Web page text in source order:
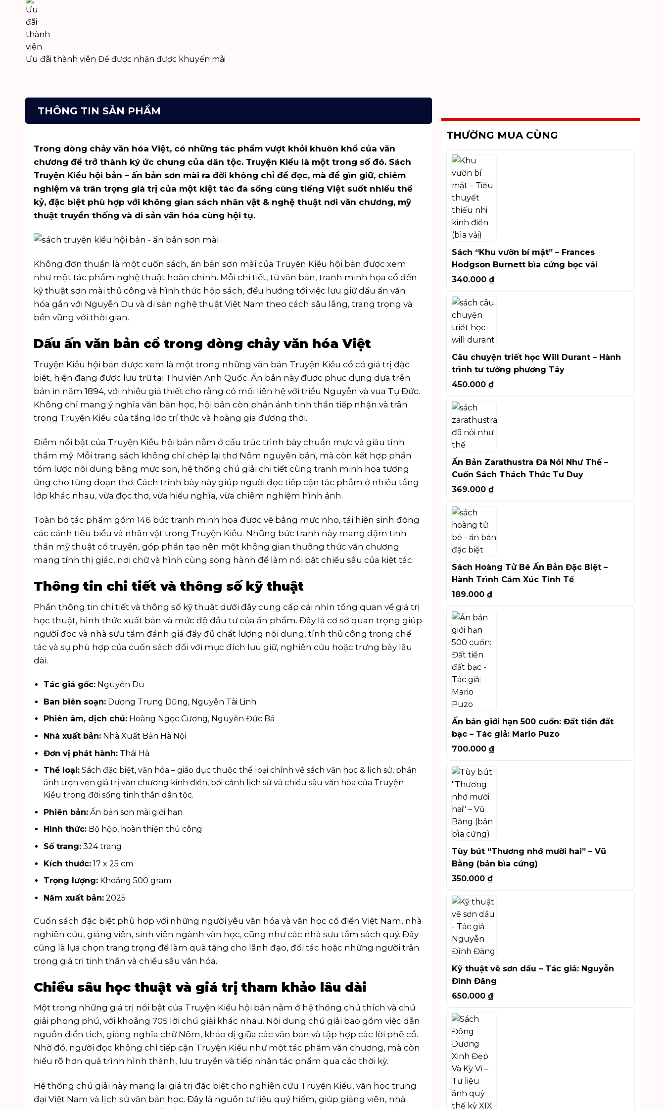
Ưu đãi thành viên Để được nhận được khuyến mãi
THÔNG TIN SẢN PHẨM
Trong dòng chảy văn hóa Việt, có những tác phẩm vượt khỏi khuôn khổ của văn
chương để trở thành ký ức chung của dân tộc. Truyện Kiều là một trong số đó. Sách
Truyện Kiều hội bản – ấn bản sơn mài ra đời không chỉ để đọc, mà để gìn giữ, chiêm
nghiệm và trân trọng giá trị của một kiệt tác đã sống cùng tiếng Việt suốt nhiều thế
kỷ, đặc biệt phù hợp với không gian sách nhân vật & nghệ thuậtnơi văn chương, mỹ
thuật truyền thống và di sản văn hóa cùng hội tụ.
Không đơn thuần là một cuốn sách, ấn bản sơn mài của Truyện Kiều hội bản được xem
như một tác phẩm nghệ thuật hoàn chỉnh. Mỗi chi tiết, từ văn bản, tranh minh họa cổ đến
kỹ thuật sơn mài thủ công và hình thức hộp sách, đều hướng tới việc lưu giữ dấu ấn văn
hóa gắn với Nguyễn Du và di sản nghệ thuật Việt Nam theo cách sâu lắng, trang trọng và
bền vững với thời gian.
Dấu ấn văn bản cổ trong dòng chảy văn hóa Việt
Truyện Kiều hội bản được xem là một trong những văn bản Truyện Kiều cổ có giá trị đặc
biệt, hiện đang được lưu trữ tại Thư viện Anh Quốc. Ấn bản này được phục dựng dựa trên
bản in năm 1894, với nhiều giả thiết cho rằng có mối liên hệ với triều Nguyễn và vua Tự Đức.
Không chỉ mang ý nghĩa văn bản học, hội bản còn phản ánh tinh thần tiếp nhận và trân
trọng Truyện Kiều của tầng lớp trí thức và hoàng gia đương thời.
Điểm nổi bật của Truyện Kiều hội bản nằm ở cấu trúc trình bày chuẩn mực và giàu tính
thẩm mỹ. Mỗi trang sách không chỉ chép lại thơ Nôm nguyên bản, mà còn kết hợp phần
tóm lược nội dung bằng mực son, hệ thống chú giải chi tiết cùng tranh minh họa tương
ứng cho từng đoạn thơ. Cách trình bày này giúp người đọc tiếp cận tác phẩm ở nhiều tầng
lớp khác nhau, vừa đọc thơ, vừa hiểu nghĩa, vừa chiêm nghiệm hình ảnh.
Toàn bộ tác phẩm gồm 146 bức tranh minh họa được vẽ bằng mực nho, tái hiện sinh động
các cảnh tiêu biểu và nhân vật trong Truyện Kiều. Những bức tranh này mang đậm tinh
thần mỹ thuật cổ truyền, góp phần tạo nên một không gian thưởng thức văn chương
mang tính thị giác, nơi chữ và hình cùng song hành để làm nổi bật chiều sâu của kiệt tác.
Thông tin chi tiết và thông số kỹ thuật
Phần thông tin chi tiết và thông số kỹ thuật dưới đây cung cấp cái nhìn tổng quan về giá trị
học thuật, hình thức xuất bản và mức độ đầu tư của ấn phẩm. Đây là cơ sở quan trọng giúp
người đọc và nhà sưu tầm đánh giá đầy đủ chất lượng nội dung, tính thủ công trong chế
tác và sự phù hợp của cuốn sách đối với mục đích lưu giữ, nghiên cứu hoặc trưng bày lâu
dài.
Tác giả gốc: Nguyễn Du
Ban biên soạn: Dương Trung Dũng, Nguyễn Tài Linh
Phiên âm, dịch chú: Hoàng Ngọc Cương, Nguyễn Đức Bá
Nhà xuất bản: Nhà Xuất Bản Hà Nội
Đơn vị phát hành: Thái Hà
Thể loại: Sách đặc biệt, văn hóa – giáo dục thuộc thể loại chính vềsách văn học & lịch sử, phản
ánh trọn vẹn giá trị văn chương kinh điển, bối cảnh lịch sử và chiều sâu văn hóa của Truyện
Kiều trong đời sống tinh thần dân tộc.
Phiên bản: Ấn bản sơn mài giới hạn
Hình thức: Bộ hộp, hoàn thiện thủ công
Số trang: 324 trang
Kích thước: 17 x 25 cm
Trọng lượng: Khoảng 500 gram
Năm xuất bản: 2025
Cuốn sách đặc biệt phù hợp với những người yêu văn hóa và văn học cổ điển Việt Nam, nhà
nghiên cứu, giảng viên, sinh viên ngành văn học, cũng như các nhà sưu tầm sách quý. Đây
cũng là lựa chọn trang trọng để làm quà tặng cho lãnh đạo, đối tác hoặc những người trân
trọng giá trị tinh thần và chiều sâu văn hóa.
Chiều sâu học thuật và giá trị tham khảo lâu dài
Một trong những giá trị nổi bật của Truyện Kiều hội bản nằm ở hệ thống chú thích và chú
giải phong phú, với khoảng 705 lời chú giải khác nhau. Nội dung chú giải bao gồm việc dẫn
nguồn điển tích, giảng nghĩa chữ Nôm, khảo dị giữa các văn bản và tập hợp các lời phê cổ.
Nhờ đó, người đọc không chỉ tiếp cận Truyện Kiều như một tác phẩm văn chương, mà còn
hiểu rõ hơn quá trình hình thành, lưu truyền và tiếp nhận tác phẩm qua các thời kỳ.
Hệ thống chú giải này mang lại giá trị đặc biệt cho nghiên cứu Truyện Kiều, văn học trung
đại Việt Nam và lịch sử văn bản học. Đây là nguồn tư liệu quý hiếm, giúp giảng viên, nhà
THƯỜNG MUA CÙNG
Sách “Khu vườn bí mật” – Frances
Hodgson Burnett bìa cứng bọc vải
340.000₫
Câu chuyện triết học Will Durant – Hành
trình tư tưởng phương Tây
450.000₫
Ấn Bản Zarathustra Đã Nói Như Thế –
Cuốn Sách Thách Thức Tư Duy
369.000₫
Sách Hoàng Tử Bé Ấn Bản Đặc Biệt –
Hành Trình Cảm Xúc Tinh Tế
189.000₫
Ấn bản giới hạn 500 cuốn: Đất tiền đất
bạc – Tác giả: Mario Puzo
700.000₫
Tùy bút “Thương nhớ mười hai” – Vũ
Bằng (bản bìa cứng)
350.000₫
Kỹ thuật vẽ sơn dầu – Tác giả: Nguyễn
Đình Đăng
650.000₫